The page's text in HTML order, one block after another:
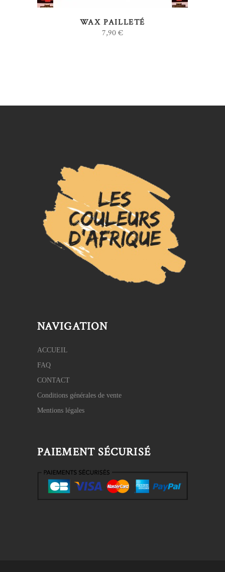
WAX PAILLETÉ
7,90€
NAVIGATION
ACCUEIL
FAQ
CONTACT
Conditions générales de vente
Mentions légales
PAIEMENT SÉCURISÉ